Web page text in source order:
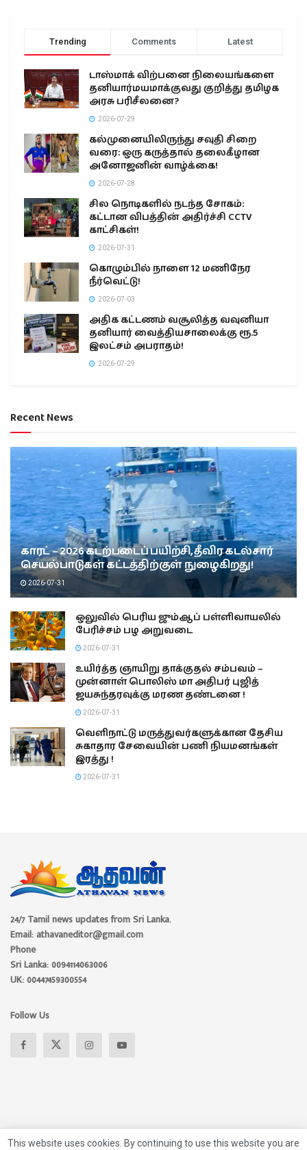
Trending Comments Latest
டாஸ்மாக் விற்பனை நிலையங்களை
தனியார்மயமாக்குவது குறித்து தமிழக
அரசு பரிசீலனை?
2026-07-29
கல்முனையிலிருந்து சவுதி சிறை
வரை: ஒரு கருத்தால் தலைகீழான
அனோஜனின் வாழ்க்கை!
2026-07-28
சில நொடிகளில் நடந்த சோகம்:
கட்டான விபத்தின் அதிர்ச்சி CCTV
காட்சிகள்!
2026-07-31
கொழும்பில் நாளை 12 மணிநேர
நீர்வெட்டு!
2026-07-03
அதிக கட்டணம் வசூலித்த வவுனியா
தனியார் வைத்தியசாலைக்கு ரூ.5
இலட்சம் அபராதம்!
2026-07-29
Recent News
காரட் – 2026 கடற்படைப் பயிற்சி, தீவிர கடல்சார்
செயல்பாடுகள் கட்டத்திற்குள் நுழைகிறது!
2026-07-31
ஒலுவில் பெரிய ஜும்ஆப் பள்ளிவாயலில்
பேரிச்சம் பழ அறுவடை
2026-07-31
உயிர்த்த ஞாயிறு தாக்குதல் சம்பவம் –
முன்னாள் பொலிஸ் மா அதிபர் புஜித்
ஜயசுந்தரவுக்கு மரண தண்டனை !
2026-07-31
வெளிநாட்டு மருத்துவர்களுக்கான தேசிய
சுகாதார சேவையின் பணி நியமனங்கள்
இரத்து !
2026-07-31
24/7 Tamil news updates from Sri Lanka.
Email: athavaneditor@gmail.com
Phone
Sri Lanka: 0094114063006
UK: 00447459300554
Follow Us
This website uses cookies. By continuing to use this website you are